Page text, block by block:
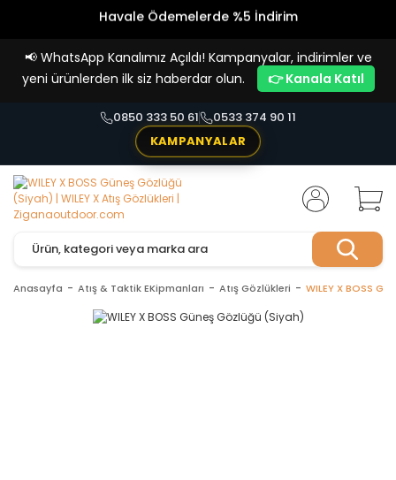
Havale Ödemelerde %5 İndirim
📢 WhatsApp Kanalımız Açıldı! Kampanyalar, indirimler ve
yeni ürünlerden ilk siz haberdar olun.
👉 Kanala Katıl
0850 333 50 61
0533 374 90 11
KAMPANYALAR
Anasayfa Atış & Taktik EKipmanları Atış Gözlükleri WILEY X BOSS